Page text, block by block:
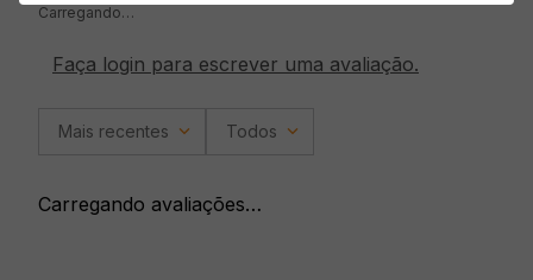
Carregando…
Faça login para escrever uma avaliação.
Mais recentes Todos
Carregando avaliações…